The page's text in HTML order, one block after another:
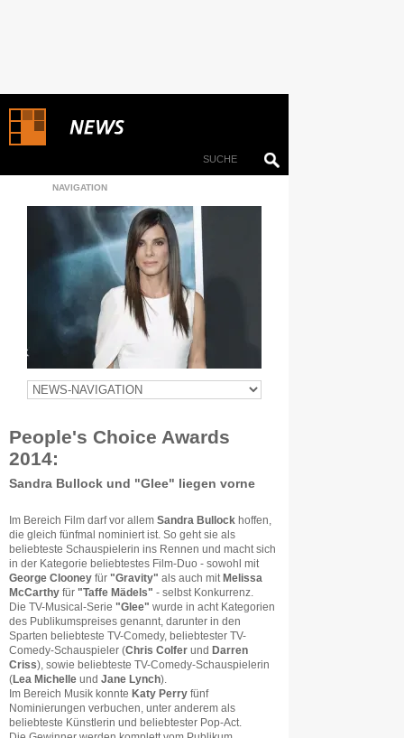
NAVIGATION
People's Choice Awards
2014:
Sandra Bullock und "Glee" liegen vorne
Im Bereich Film darf vor allem Sandra Bullock hoffen,
die gleich fünfmal nominiert ist. So geht sie als
beliebteste Schauspielerin ins Rennen und macht sich
in der Kategorie beliebtestes Film-Duo - sowohl mit
George Clooney für "Gravity" als auch mit Melissa
McCarthy für "Taffe Mädels" - selbst Konkurrenz.
Die TV-Musical-Serie "Glee" wurde in acht Kategorien
des Publikumspreises genannt, darunter in den
Sparten beliebteste TV-Comedy, beliebtester TV-
Comedy-Schauspieler (Chris Colfer und Darren
Criss), sowie beliebteste TV-Comedy-Schauspielerin
(Lea Michelle und Jane Lynch).
Im Bereich Musik konnte Katy Perry fünf
Nominierungen verbuchen, unter anderem als
beliebteste Künstlerin und beliebtester Pop-Act.